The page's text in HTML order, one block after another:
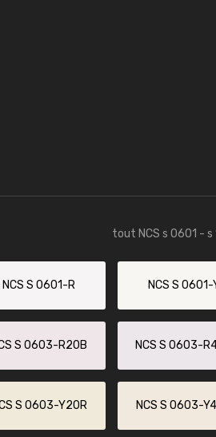
tout NCS s 0601 - s
NCS S 0601-R NCS S 0601-
S 0603-R20B NCS S 0603-
S 0603-Y20R NCS S 0603-